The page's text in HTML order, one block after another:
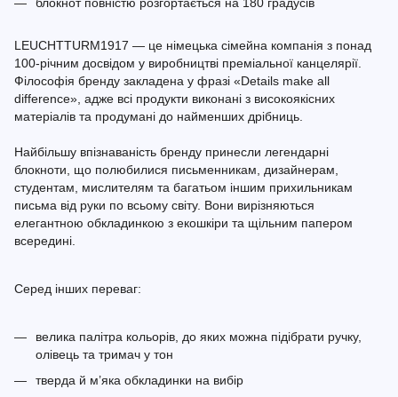
LEUCHTTURM1917 — це німецька сімейна компанія з понад
100-річним досвідом у виробництві преміальної канцелярії.
Філософія бренду закладена у фразі «Details make all
difference», адже всі продукти виконані з високоякісних
матеріалів та продумані до найменших дрібниць.
Найбільшу впізнаваність бренду принесли легендарні
блокноти, що полюбилися письменникам, дизайнерам,
студентам, мислителям та багатьом іншим прихильникам
письма від руки по всьому світу. Вони вирізняються
елегантною обкладинкою з екошкіри та щільним папером
всередині.
Серед інших переваг:
велика палітра кольорів, до яких можна підібрати ручку,
олівець та тримач у тон
тверда й м’яка обкладинки на вибір